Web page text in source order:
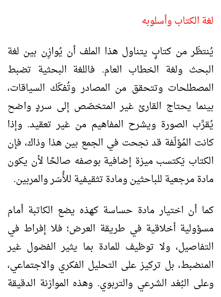
لغة الكتاب وأسلوبه
يُنتظَر من كتابٍ يتناول هذا الملف أن يُوازِن بين لغة
البحث ولغة الخطاب العام. فاللغة البحثية تضبط
المصطلحات وتتحقق من المصادر وتُفكّك السياقات،
بينما يحتاج القارئ غير المتخصّص إلى سردٍ واضح
يُقرِّب الصورة ويشرح المفاهيم من غير تعقيد. وإذا
كانت المُؤلّفة قد نجحت في الجمع بين هذا وذاك، فإن
الكتاب يَكتسب ميزة إضافية بوصفه صالحًا لأن يكون
مادة مرجعية للباحثين ومادة تثقيفية للأُسَر والمربين.
كما أن اختيار مادة حساسة كهذه يضع الكاتبة أمام
مسؤولية أخلاقية في طريقة العرض؛ فلا إفراط في
التفاصيل، ولا توظيف للمادة بما يثير الفضول غير
المنضبط، بل تركيز على التحليل الفكري والاجتماعي،
وعلى البُعْد الشرعي والتربوي. وهذه الموازنة الدقيقة